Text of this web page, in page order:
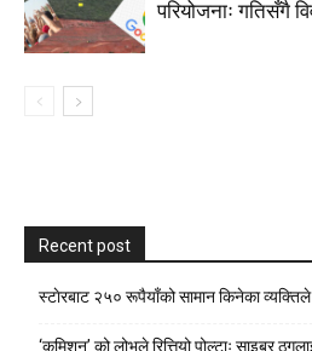
परियोजनाः गतिसँगै
Recent post
स्टाेरबाट २५० रूपैयाँको सामान किनेका
‘कमिशन’ को लोभले रित्तियो पोल्टाः साइबर